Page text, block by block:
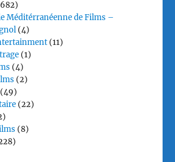
Méditérranéenne de Films –
(4)
(11)
(1)
(4)
(2)
(49)
(22)
(8)